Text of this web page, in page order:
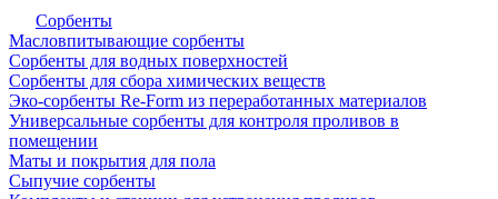
Сорбенты
Масловпитывающие сорбенты
Сорбенты для водных поверхностей
Сорбенты для сбора химических веществ
Эко-сорбенты Re-Form из переработанных материалов
Универсальные сорбенты для контроля проливов в
помещении
Маты и покрытия для пола
Сыпучие сорбенты